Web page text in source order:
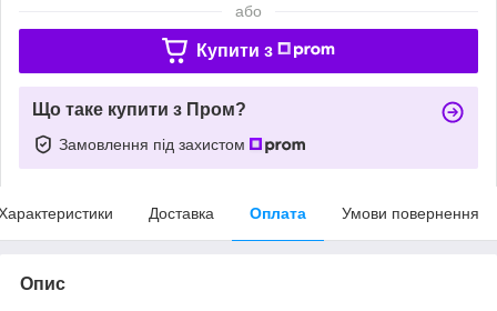
або
Купити з
Що таке купити з Пром?
Замовлення під захистом
Доставка Оплата Умови повернення
Опис